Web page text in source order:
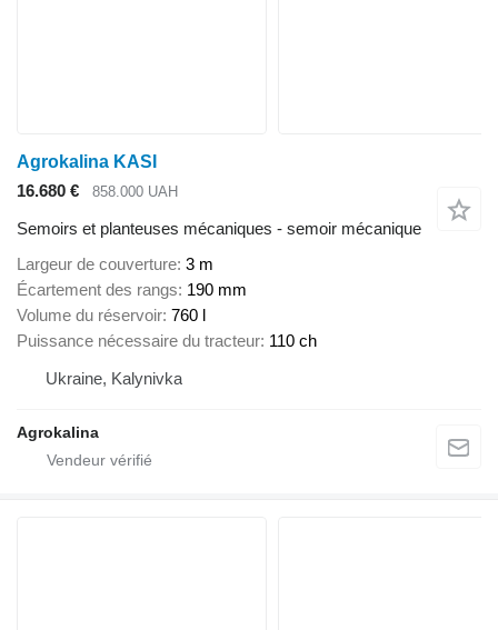
Agrokalina KASI
16.680 €
858.000 UAH
Semoirs et planteuses mécaniques - semoir mécanique
Largeur de couverture 3 m
Écartement des rangs 190 mm
Volume du réservoir 760 l
Puissance nécessaire du tracteur 110 ch
Ukraine, Kalynivka
Agrokalina